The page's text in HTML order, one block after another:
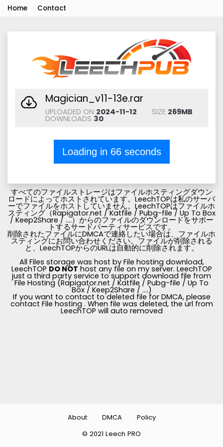
Home Contact
Magician_v11-13e.rar
UPLOADED ON 2024-11-12 SIZE 269MB
DOWNLOADS 30
Loading in 66seconds
すべてのファイルストレージはファイルホスティングダウン
ロードによってホストされています。LeechTOPは私のサーバ
ーでファイルをホストしていません。LeechTOPはファイルホ
スティング（Rapigator.net / Katfile / Pubg-file / Up To Box
/ Keep2Share / ....）からのファイルのダウンロードをサポー
トするサードパーティサービスです。
削除されたファイルにDMCAで連絡したい場合は、ファイルホ
スティングにお問い合わせください。ファイルが削除される
と、LeechTOPからのURLは自動的に削除されます。
All Files storage was host by File hosting download,
LeechTOP DO NOT host any file on my server. LeechTOP
just a third party service to support download file from
File Hosting (Rapigator.net / Katfile / Pubg-file / Up To
Box / Keep2Share / ....)
If you want to contact to deleted file for DMCA, please
contact File hosting . When file was deleted, the url from
LeechTOP will auto removed
© 2021 Leech PRO
About DMCA Policy